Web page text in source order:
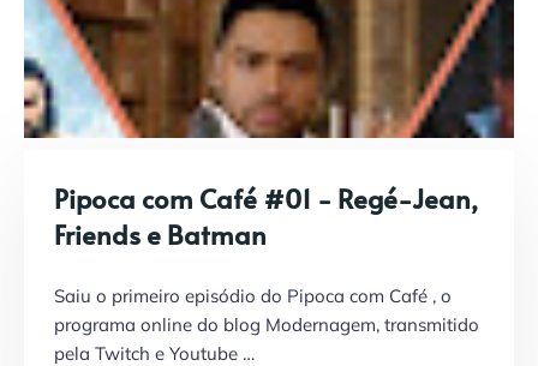
Pipoca com Café #01 - Regé-Jean,
Friends e Batman
Saiu o primeiro episódio do Pipoca com Café , o
programa online do blog Modernagem, transmitido
pela Twitch e Youtube …